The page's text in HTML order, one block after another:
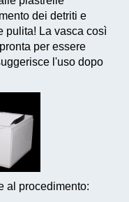
dei detriti e
pulita! La vasca così
per essere
l'uso dopo
al procedimento: